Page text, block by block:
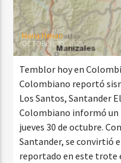
Maria Henao
OCTOBER 30, 2025
Temblor hoy en
Colombiano reportó
Los Santos, Santander
Colombiano informó
jueves 30 de octubre.
Santander, se convirtió
reportado en este trote